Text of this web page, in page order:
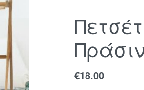
€18.00